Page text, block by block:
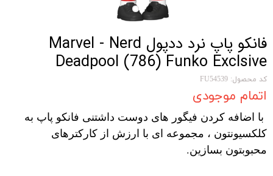
فانکو پاپ نرد ددپول Marvel - Nerd
Deadpool (786) Funko Exclsive
کد محصول: FU54539
اتمام موجودی
با اضافه کردن فیگور های دوست داشتنی فانکو پاپ به
کلکسیونتون ، مجموعه ای با ارزش از کارکترهای
محبوبتون بسازین.